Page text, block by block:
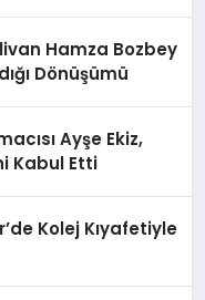
Hamza Bozbey
Dönüşümü
Ayşe Ekiz,
Kabul Etti
Kolej Kıyafetiyle